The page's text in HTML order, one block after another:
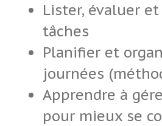
Lister, évaluer
tâches
Planifier et
journées
Apprendre à
pour mieux se